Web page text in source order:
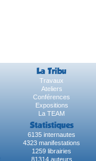
La Tribu
Travaux
Ateliers
Conférences
Expositions
La TEAM
Statistiques
6135 internautes
4323 manifestations
1259 librairies
81314 auteurs